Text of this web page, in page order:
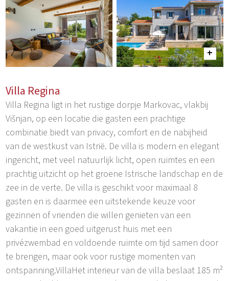
Villa Regina
Villa Regina ligt in het rustige dorpje Markovac, vlakbij
Višnjan, op een locatie die gasten een prachtige
combinatie biedt van privacy, comfort en de nabijheid
van de westkust van Istrië. De villa is modern en elegant
ingericht, met veel natuurlijk licht, open ruimtes en een
prachtig uitzicht op het groene Istrische landschap en de
zee in de verte. De villa is geschikt voor maximaal 8
gasten en is daarmee een uitstekende keuze voor
gezinnen of vrienden die willen genieten van een
vakantie in een goed uitgerust huis met een
privézwembad en voldoende ruimte om tijd samen door
te brengen, maar ook voor rustige momenten van
ontspanning.VillaHet interieur van de villa beslaat 185 m²